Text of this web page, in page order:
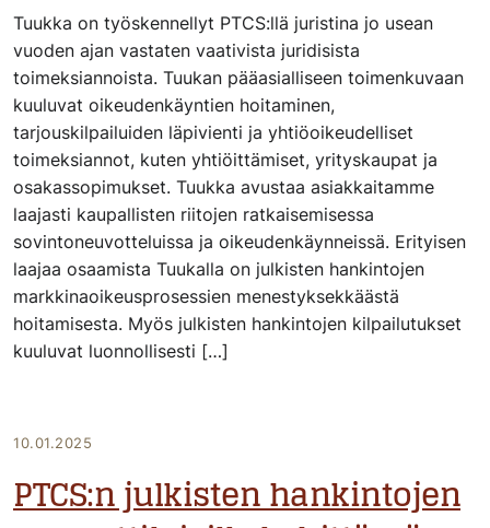
Tuukka on työskennellyt PTCS:llä juristina jo usean
vuoden ajan vastaten vaativista juridisista
toimeksiannoista. Tuukan pääasialliseen toimenkuvaan
kuuluvat oikeudenkäyntien hoitaminen,
tarjouskilpailuiden läpivienti ja yhtiöoikeudelliset
toimeksiannot, kuten yhtiöittämiset, yrityskaupat ja
osakassopimukset. Tuukka avustaa asiakkaitamme
laajasti kaupallisten riitojen ratkaisemisessa
sovintoneuvotteluissa ja oikeudenkäynneissä. Erityisen
laajaa osaamista Tuukalla on julkisten hankintojen
markkinaoikeusprosessien menestyksekkäästä
hoitamisesta. Myös julkisten hankintojen kilpailutukset
kuuluvat luonnollisesti […]
10.01.2025
PTCS:n julkisten hankintojen